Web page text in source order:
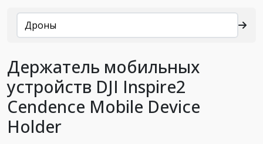
Каталог
Дроны
Держатель мобильных
устройств DJI Inspire2
Cendence Mobile Device
Holder